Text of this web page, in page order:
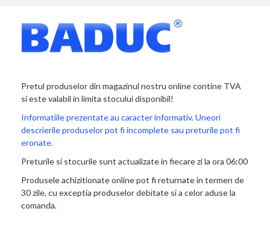
Pretul produselor din magazinul nostru online contine TVA
si este valabil in limita stocului disponibil!
Informatiile prezentate au caracter informativ. Uneori
descrierile produselor pot fi incomplete sau preturile pot fi
eronate.
Preturile si stocurile sunt actualizate in fiecare zi la ora 06:00
Produsele achizitionate online pot fi returnate in termen de
30 zile, cu exceptia produselor debitate si a celor aduse la
comanda.